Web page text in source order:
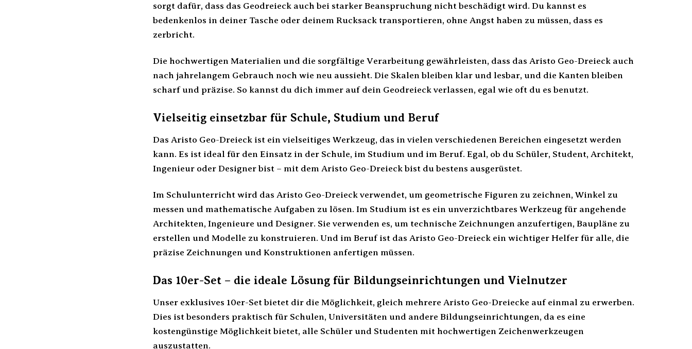
sorgt dafür, dass das Geodreieck auch bei starker Beanspruchung nicht beschädigt wird. Du kannst es
bedenkenlos in deiner Tasche oder deinem Rucksack transportieren, ohne Angst haben zu müssen, dass es
zerbricht.
Die hochwertigen Materialien und die sorgfältige Verarbeitung gewährleisten, dass das Aristo Geo-Dreieck auch
nach jahrelangem Gebrauch noch wie neu aussieht. Die Skalen bleiben klar und lesbar, und die Kanten bleiben
scharf und präzise. So kannst du dich immer auf dein Geodreieck verlassen, egal wie oft du es benutzt.
Vielseitig einsetzbar für Schule, Studium und Beruf
Das Aristo Geo-Dreieck ist ein vielseitiges Werkzeug, das in vielen verschiedenen Bereichen eingesetzt werden
kann. Es ist ideal für den Einsatz in der Schule, im Studium und im Beruf. Egal, ob du Schüler, Student, Architekt,
Ingenieur oder Designer bist – mit dem Aristo Geo-Dreieck bist du bestens ausgerüstet.
Im Schulunterricht wird das Aristo Geo-Dreieck verwendet, um geometrische Figuren zu zeichnen, Winkel zu
messen und mathematische Aufgaben zu lösen. Im Studium ist es ein unverzichtbares Werkzeug für angehende
Architekten, Ingenieure und Designer. Sie verwenden es, um technische Zeichnungen anzufertigen, Baupläne zu
erstellen und Modelle zu konstruieren. Und im Beruf ist das Aristo Geo-Dreieck ein wichtiger Helfer für alle, die
präzise Zeichnungen und Konstruktionen anfertigen müssen.
Das 10er-Set – die ideale Lösung für Bildungseinrichtungen und Vielnutzer
Unser exklusives 10er-Set bietet dir die Möglichkeit, gleich mehrere Aristo Geo-Dreiecke auf einmal zu erwerben.
Dies ist besonders praktisch für Schulen, Universitäten und andere Bildungseinrichtungen, da es eine
kostengünstige Möglichkeit bietet, alle Schüler und Studenten mit hochwertigen Zeichenwerkzeugen
auszustatten.